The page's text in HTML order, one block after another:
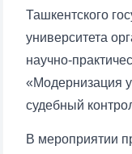
Ташкентского
университета
научно-
«Модернизация
судебный
В мероприятии
✉️ Написать